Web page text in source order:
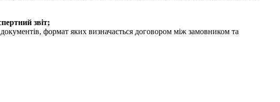
звіт;
формат яких визначається договором між замовником та